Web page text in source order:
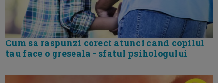
Cum sa raspunzi corect atunci cand copilul
tau face o greseala - sfatul psihologului